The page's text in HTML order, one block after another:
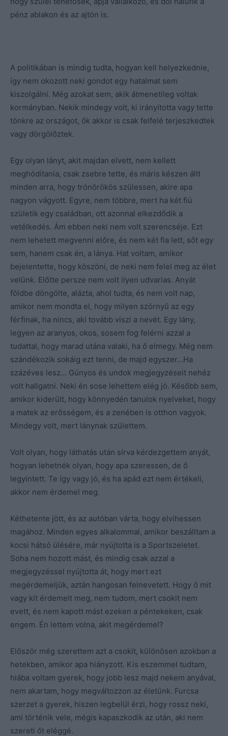
pénz ablakon és az ajtón is.
A politikában is mindig tudta, hogyan kell helyezkednie,
így nem okozott neki gondot egy hatalmat sem
kiszolgálni. Még azokat sem, akik átmenetileg voltak
kormányban. Nekik mindegy volt, ki irányította vagy tette
tönkre az országot, ők akkor is csak felfelé terjeszkedtek
vagy dörgölőztek.
Egy olyan lányt, akit majdan elvett, nem kellett
meghódítania, csak zsebre tette, és máris készen állt
minden arra, hogy trónörökös szülessen, akire apa
nagyon vágyott. Egyre, nem többre, mert ha két fiú
születik egy családban, ott azonnal elkezdődik a
vetélkedés. Ám ebben neki nem volt szerencséje. Ezt
nem lehetett megvenni előre, és nem két fia lett, sőt egy
sem, hanem csak én, a lánya. Hat voltam, amikor
bejelentette, hogy köszöni, de neki nem felel meg az élet
velünk. Előtte persze nem volt ilyen udvarias. Anyát
földbe döngölte, alázta, ahol tudta, és nem volt nap,
amikor nem mondta el, hogy milyen szörnyű az egy
férfinak, ha nincs, aki tovább viszi a nevét. Egy lány,
legyen az aranyos, okos, sosem fog felérni azzal a
tudattal, hogy marad utána valaki, ha ő elmegy. Még nem
szándékozik sokáig ezt tenni, de majd egyszer…Ha
százéves lesz… Gúnyos és undok megjegyzéseit nehéz
volt hallgatni. Neki én sose lehettem elég jó. Később sem,
amikor kiderült, hogy könnyedén tanulok nyelveket, hogy
a matek az erősségem, és a zenében is otthon vagyok.
Mindegy volt, mert lánynak születtem.
Volt olyan, hogy láthatás után sírva kérdezgettem anyát,
hogyan lehetnék olyan, hogy apa szeressen, de ő
legyintett. Te így vagy jó, és ha apád ezt nem értékeli,
akkor nem érdemel meg.
Kéthetente jött, és az autóban várta, hogy elvihessen
magához. Minden egyes alkalommal, amikor beszálltam a
kocsi hátsó ülésére, már nyújtotta is a Sportszeletet.
Soha nem hozott mást, és mindig csak azzal a
megjegyzéssel nyújtotta át, hogy mert ezt
megérdemeljük, aztán hangosan felnevetett. Hogy ő mit
vagy kit érdemelt meg, nem tudom, mert csokit nem
evett, és nem kapott mást ezeken a péntekeken, csak
engem. Én lettem volna, akit megérdemel?
Először még szerettem azt a csokit, különösen azokban a
hetekben, amikor apa hiányzott. Kis eszemmel tudtam,
hiába voltam gyerek, hogy jobb lesz majd nekem anyával,
nem akartam, hogy megváltozzon az életünk. Furcsa
szerzet a gyerek, hiszen legbelül érzi, hogy rossz neki,
ami történik vele, mégis kapaszkodik az után, aki nem
szereti őt eléggé.